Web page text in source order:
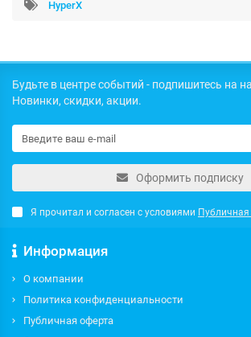
HyperX
Будьте в центре событий - подпишитесь на
Новинки, скидки, акции.
Оформить подписку
Я прочитал и согласен с условиями
Информация
О компании
Политика конфиденциальности
Публичная оферта